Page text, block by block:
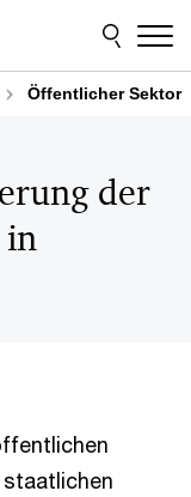
Öffentlicher Sektor
der
in